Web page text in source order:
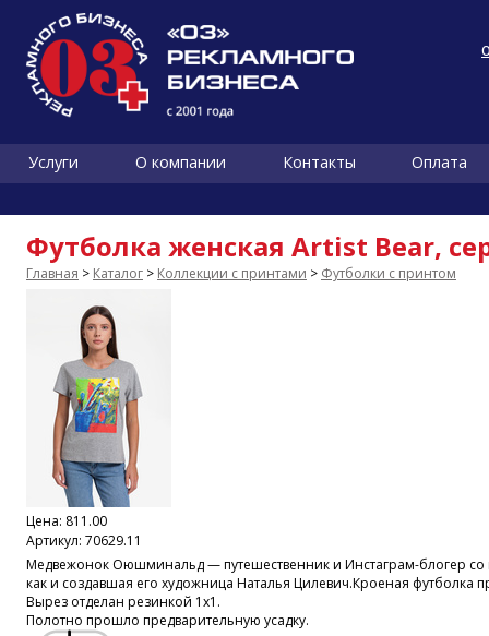
Услуги О компании Контакты Оплата
Футболка женская Artist Bear,
Главная > Каталог > Коллекции с принтами > Футболки с принтом
Цена: 811.00
Артикул: 70629.11
Медвежонок Оюшминальд — путешественник и Инстаграм-блогер
как и создавшая его художница Наталья Цилевич.Кроеная футболка
Вырез отделан резинкой 1х1.
Полотно прошло предварительную усадку.